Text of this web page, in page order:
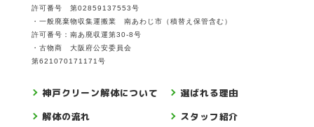
許可番号 第02859137553号
・一般廃棄物収集運搬業 南あわじ市（積替え保管含む）
許可番号：南あ廃収運第30-8号
・古物商 大阪府公安委員会
第621070171171号
神戸クリーン解体について
選ばれる理由
解体の流れ
スタッフ紹介